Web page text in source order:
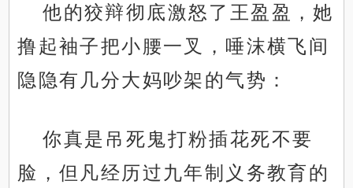
他的狡辩彻底激怒了王盈盈，她
撸起袖子把小腰一叉，唾沫横飞间
隐隐有几分大妈吵架的气势：
你真是吊死鬼打粉插花死不要
脸，但凡经历过九年制义务教育的